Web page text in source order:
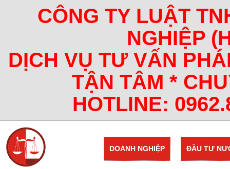
CÔNG TY LUẬT
NGHIỆP
DỊCH VỤ TƯ VẤN
TẬN TÂM *
HOTLINE:
ĐẦU TƯ
DOANH NGHIỆP